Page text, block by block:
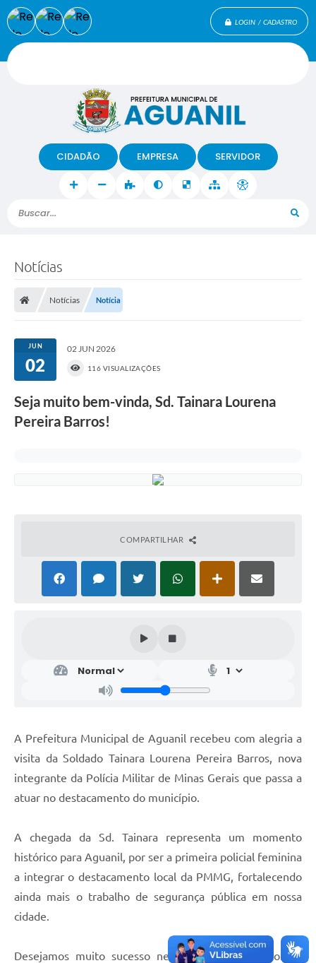
LOGIN / CADASTRO
Buscar...
CIDADÃO EMPRESA SERVIDOR
Notícias
Notícias Notícia
JUN
02
02 JUN 2026
116 VISUALIZAÇÕES
Seja muito bem-vinda, Sd. Tainara Lourena
Pereira Barros!
COMPARTILHAR
A Prefeitura Municipal de Aguanil recebeu com alegria a
visita da Soldado Tainara Lourena Pereira Barros, nova
integrante da Polícia Militar de Minas Gerais que passa a
atuar no destacamento do município.
A chegada da Sd. Tainara representa um momento
histórico para Aguanil, por ser a primeira policial feminina
a integrar o destacamento local da PMMG, fortalecendo
ainda mais o trabalho de segurança pública em nossa
cidade.
Desejamos muito sucesso nessa nova jornada, com a